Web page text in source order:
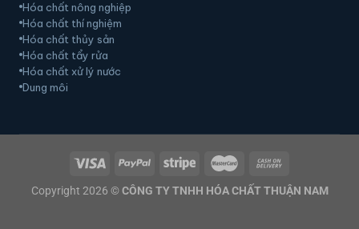
Hóa chất nông nghiệp
Hóa chất thí nghiệm
Hóa chất thủy sản
Hóa chất tẩy rửa
Hóa chất xử lý nước
Dung môi
Copyright 2026 © CÔNG TY TNHH HÓA CHẤT THUẬN NAM